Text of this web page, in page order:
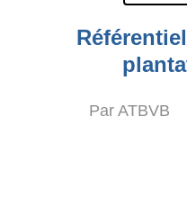
Par ATBVB